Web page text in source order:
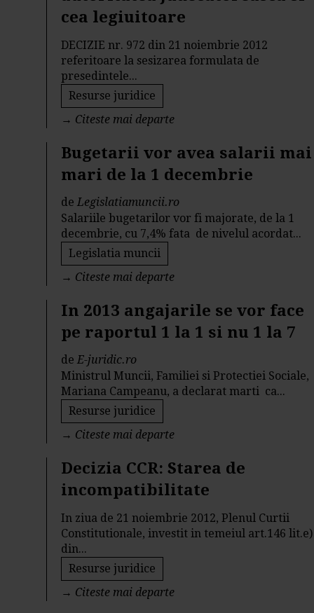
cea legiuitoare
DECIZIE nr. 972 din 21 noiembrie 2012
referitoare la sesizarea formulata de
presedintele...
Resurse juridice
→ Citeste mai departe
Bugetarii vor avea salarii mai
mari de la 1 decembrie
deLegislatiamuncii.ro
Salariile bugetarilor vor fi majorate, de la 1
decembrie, cu 7,4% fata de nivelul acordat...
Legislatia muncii
→ Citeste mai departe
In 2013 angajarile se vor face
pe raportul 1 la 1 si nu 1 la 7
deE-juridic.ro
Ministrul Muncii, Familiei si Protectiei Sociale,
Mariana Campeanu, a declarat marti ca...
Resurse juridice
→ Citeste mai departe
Decizia CCR: Starea de
incompatibilitate
In ziua de 21 noiembrie 2012, Plenul Curtii
Constitutionale, investit in temeiul art.146 lit.e)
din...
Resurse juridice
→ Citeste mai departe